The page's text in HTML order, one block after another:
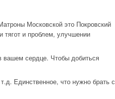
Московской это Покровский
и проблем, улучшении
вашем сердце. Чтобы добиться
Единственное, что нужно брать с